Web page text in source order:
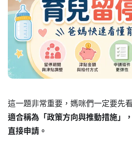
這一題非常重要，媽咪們一定要先看
適合稱為「政策方向與推動措施」
直接申請。